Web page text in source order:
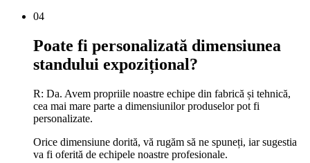
04
Poate fi personalizată dimensiunea
standului expozițional?
R: Da. Avem propriile noastre echipe din fabrică și tehnică,
cea mai mare parte a dimensiunilor produselor pot fi
personalizate.
Orice dimensiune dorită, vă rugăm să ne spuneți, iar sugestia
va fi oferită de echipele noastre profesionale.